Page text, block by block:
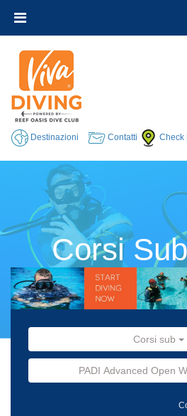
Destinazioni Contatti Check
Corsi
Corsi sub
PADI Advanced Open